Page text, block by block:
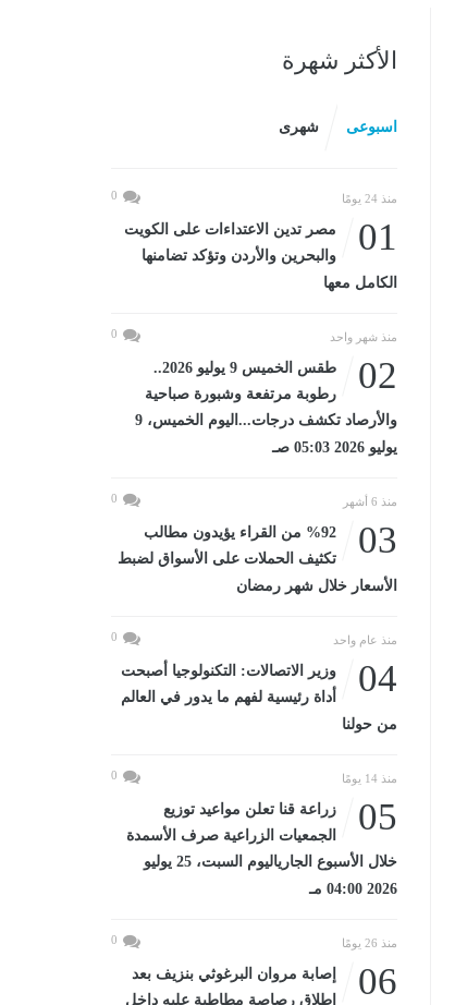
الأكثر شهرة
اسبوعى شهرى
منذ 24 يومًا 0
01
مصر تدين الاعتداءات على الكويت
والبحرين والأردن وتؤكد تضامنها
الكامل معها
منذ شهر واحد 0
02
طقس الخميس 9 يوليو 2026..
رطوبة مرتفعة وشبورة صباحية
والأرصاد تكشف درجات...اليوم الخميس، 9
يوليو 2026 05:03 صـ
منذ 6 أشهر 0
03
%92 من القراء يؤيدون مطالب
تكثيف الحملات على الأسواق لضبط
الأسعار خلال شهر رمضان
منذ عام واحد 0
04
وزير الاتصالات: التكنولوجيا أصبحت
أداة رئيسية لفهم ما يدور في العالم
من حولنا
منذ 14 يومًا 0
05
زراعة قنا تعلن مواعيد توزيع
الجمعيات الزراعية صرف الأسمدة
خلال الأسبوع الجارياليوم السبت، 25 يوليو
2026 04:00 مـ
منذ 26 يومًا 0
06
إصابة مروان البرغوثي بنزيف بعد
إطلاق رصاصة مطاطية عليه داخل